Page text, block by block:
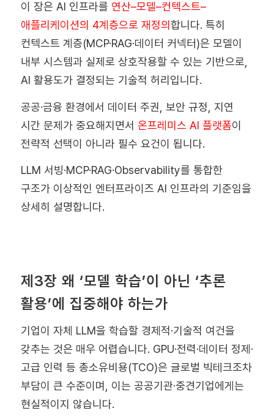
이 장은 AI 인프라를 연산–모델–컨텍스트–
애플리케이션의 4계층으로 재정의 합니다. 특히
컨텍스트 계층(MCP·RAG·데이터 커넥터)은 모델이
내부 시스템과 실제로 상호작용할 수 있는 기반으로,
AI 활용도가 결정되는 기술적 허리입니다.
공공·금융 환경에서 데이터 주권, 보안 규정, 지연
시간 문제가 중요해지면서 온프레미스 AI 플랫폼이
전략적 선택이 아니라 필수 요건이 됩니다.
LLM 서빙·MCP·RAG·Observability를 통합한
구조가 이상적인 엔터프라이즈 AI 인프라의 기준임을
상세히 설명합니다.
제3장 왜 ‘모델 학습’이 아닌 ‘추론
활용’에 집중해야 하는가
기업이 자체 LLM을 학습할 경제적·기술적 여건을
갖추는 것은 매우 어렵습니다. GPU·전력·데이터 정제·
고급 인력 등 총소유비용(TCO)은 글로벌 빅테크조차
부담이 큰 수준이며, 이는 공공기관·중견기업에게는
현실적이지 않습니다.